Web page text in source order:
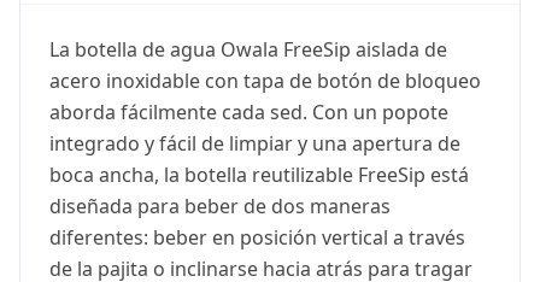
La botella de agua Owala FreeSip aislada de
acero inoxidable con tapa de botón de bloqueo
aborda fácilmente cada sed. Con un popote
integrado y fácil de limpiar y una apertura de
boca ancha, la botella reutilizable FreeSip está
diseñada para beber de dos maneras
diferentes: beber en posición vertical a través
de la pajita o inclinarse hacia atrás para tragar